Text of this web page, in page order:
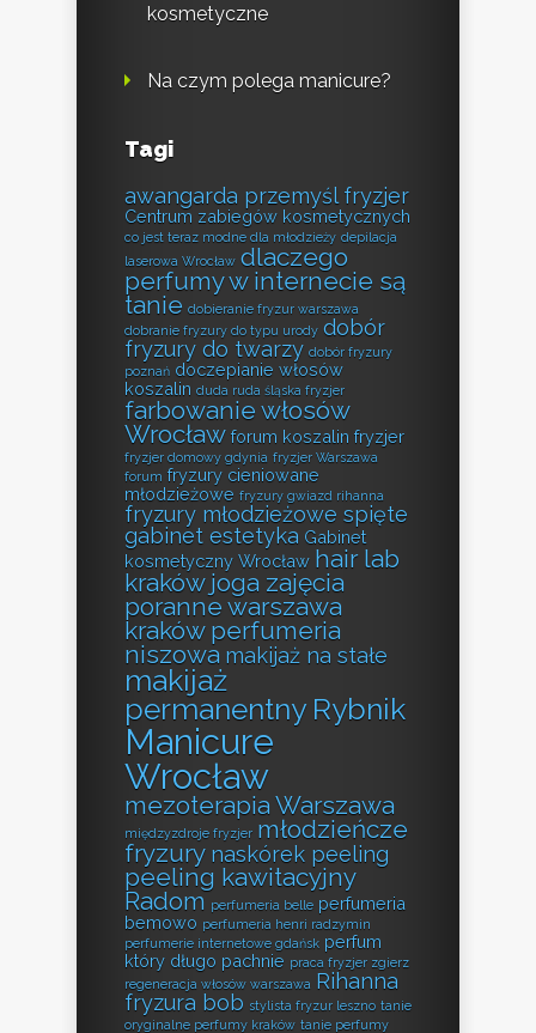
kosmetyczne
Na czym polega manicure?
Tagi
awangarda przemyśl fryzjer
Centrum zabiegów kosmetycznych
co jest teraz modne dla młodzieży depilacja
laserowa Wrocław dlaczego
perfumy w internecie są
tanie dobieranie fryzur warszawa
dobranie fryzury do typu urody dobór
fryzury do twarzy dobór fryzury
poznań doczepianie włosów
koszalin duda ruda śląska fryzjer
farbowanie włosów
Wrocław forum koszalin fryzjer
fryzjer domowy gdynia fryzjer Warszawa
forum fryzury cieniowane
młodzieżowe fryzury gwiazd rihanna
fryzury młodzieżowe spięte
gabinet estetyka Gabinet
kosmetyczny Wrocław hair lab
kraków joga zajęcia
poranne warszawa
kraków perfumeria
niszowa makijaż na stałe
makijaż
permanentny Rybnik
Manicure
Wrocław
mezoterapia Warszawa
międzyzdroje fryzjer młodzieńcze
fryzury naskórek peeling
peeling kawitacyjny
Radom perfumeria belle perfumeria
bemowo perfumeria henri radzymin
perfumerie internetowe gdańsk perfum
który długo pachnie praca fryzjer zgierz
regeneracja włosów warszawa Rihanna
fryzura bob stylista fryzur leszno tanie
oryginalne perfumy kraków tanie perfumy